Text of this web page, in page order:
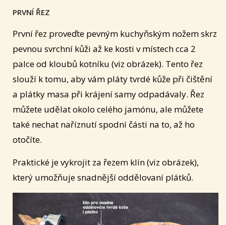
PRVNÍ ŘEZ
První řez proveďte pevným kuchyňským nožem skrz
pevnou svrchní kůži až ke kosti v místech cca 2
palce od kloubů kotníku (viz obrázek). Tento řez
slouží k tomu, aby vám pláty tvrdé kůže při čištění
a plátky masa při krájení samy odpadávaly. Řez
můžete udělat okolo celého jamónu, ale můžete
také nechat naříznutí spodní části na to, až ho
otočíte.
Praktické je vykrojit za řezem klín (viz obrázek),
který umožňuje snadnější oddělovaní plátků.